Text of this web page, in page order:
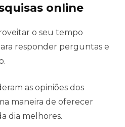
online
o seu tempo
responder perguntas e
as opiniões dos
maneira de oferecer
dia melhores.